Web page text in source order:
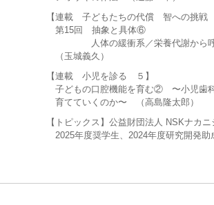
【連載 子どもたちの代償 智への挑戦
第15回 抽象と具体⑥
人体の緩衝系／栄養代謝から呼吸
（玉城義久）
【連載 小児を診る ５】
子どもの口腔機能を育む② 〜小児歯科
育てていくのか〜 （高島隆太郎）
【トピックス】公益財団法人 NSKナカニ
2025年度奨学生、2024年度研究開発助